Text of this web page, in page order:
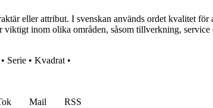
eller attribut. I svenskan används ordet kvalitet
inom olika områden, såsom tillverkning,
• Serie • Kvadrat •
Mail
RSS